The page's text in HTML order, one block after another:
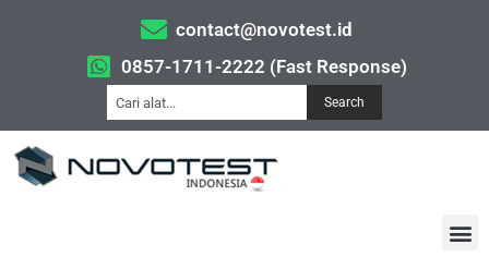
contact@novotest.id
0857-1711-2222 (Fast Response)
Search